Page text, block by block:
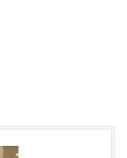
letou tradici výroby
- 4.000 tun ročně,
zařízeními -
rychlovýpalná pec,
své výrobky jak